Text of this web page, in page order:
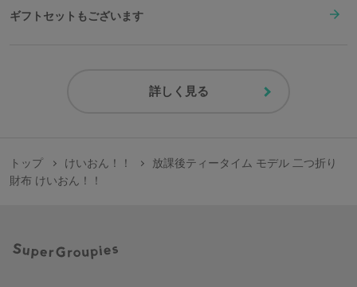
ギフトセットもございます
詳しく見る
トップ けいおん！！
放課後ティータイム モデル 二つ折り
財布 けいおん！！